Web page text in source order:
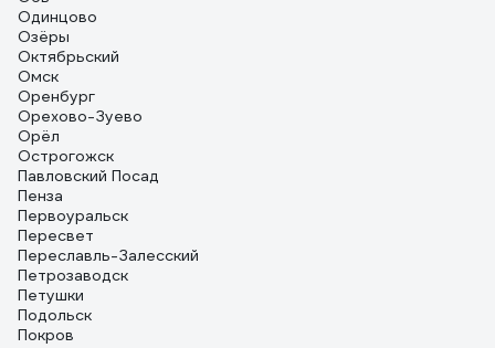
Одинцово
Озёры
Октябрьский
Омск
Оренбург
Орехово-Зуево
Орёл
Острогожск
Павловский Посад
Пенза
Первоуральск
Пересвет
Переславль-Залесский
Петрозаводск
Петушки
Подольск
Покров